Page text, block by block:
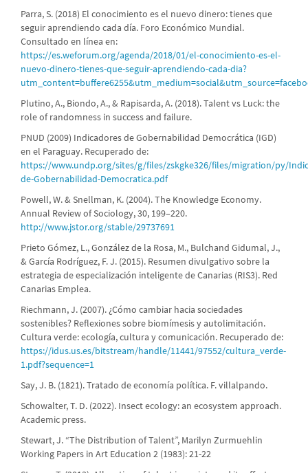
Parra, S. (2018) El conocimiento es el nuevo dinero: tienes que
seguir aprendiendo cada día. Foro Económico Mundial.
Consultado en línea en:
https://es.weforum.org/agenda/2018/01/el-conocimiento-es-el-
nuevo-dinero-tienes-que-seguir-aprendiendo-cada-dia?
Plutino, A., Biondo, A., & Rapisarda, A. (2018). Talent vs Luck: the
role of randomness in success and failure.
PNUD (2009) Indicadores de Gobernabilidad Democrática (IGD)
en el Paraguay. Recuperado de:
https://www.undp.org/sites/g/files/zskgke326/files/migration/py/
de-Gobernabilidad-Democratica.pdf
Powell, W. & Snellman, K. (2004). The Knowledge Economy.
Annual Review of Sociology, 30, 199–220.
http://www.jstor.org/stable/29737691
Prieto Gómez, L., González de la Rosa, M., Bulchand Gidumal, J.,
& García Rodríguez, F. J. (2015). Resumen divulgativo sobre la
estrategia de especialización inteligente de Canarias (RIS3). Red
Canarias Emplea.
Riechmann, J. (2007). ¿Cómo cambiar hacia sociedades
sostenibles? Reflexiones sobre biomímesis y autolimitación.
Cultura verde: ecología, cultura y comunicación. Recuperado de:
https://idus.us.es/bitstream/handle/11441/97552/cultura_verde-
1.pdf?sequence=1
Say, J. B. (1821). Tratado de economía política. F. villalpando.
Schowalter, T. D. (2022). Insect ecology: an ecosystem approach.
Academic press.
Stewart, J. “The Distribution of Talent”, Marilyn Zurmuehlin
Working Papers in Art Education 2 (1983): 21-22